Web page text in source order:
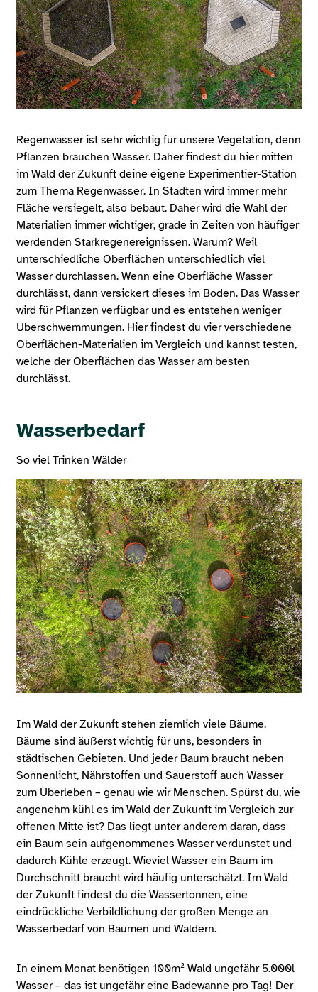
Regenwasser ist sehr wichtig für unsere Vegetation, denn
Pflanzen brauchen Wasser. Daher findest du hier mitten
im Wald der Zukunft deine eigene Experimentier-Station
zum Thema Regenwasser. In Städten wird immer mehr
Fläche versiegelt, also bebaut. Daher wird die Wahl der
Materialien immer wichtiger, grade in Zeiten von häufiger
werdenden Starkregenereignissen. Warum? Weil
unterschiedliche Oberflächen unterschiedlich viel
Wasser durchlassen. Wenn eine Oberfläche Wasser
durchlässt, dann versickert dieses im Boden. Das Wasser
wird für Pflanzen verfügbar und es entstehen weniger
Überschwemmungen. Hier findest du vier verschiedene
Oberflächen-Materialien im Vergleich und kannst testen,
welche der Oberflächen das Wasser am besten
durchlässt.
Wasserbedarf
So viel Trinken Wälder
Im Wald der Zukunft stehen ziemlich viele Bäume.
Bäume sind äußerst wichtig für uns, besonders in
städtischen Gebieten. Und jeder Baum braucht neben
Sonnenlicht, Nährstoffen und Sauerstoff auch Wasser
zum Überleben – genau wie wir Menschen. Spürst du, wie
angenehm kühl es im Wald der Zukunft im Vergleich zur
offenen Mitte ist? Das liegt unter anderem daran, dass
ein Baum sein aufgenommenes Wasser verdunstet und
dadurch Kühle erzeugt. Wieviel Wasser ein Baum im
Durchschnitt braucht wird häufig unterschätzt. Im Wald
der Zukunft findest du die Wassertonnen, eine
eindrückliche Verbildlichung der großen Menge an
Wasserbedarf von Bäumen und Wäldern.
In einem Monat benötigen 100m² Wald ungefähr 5.000l
Wasser – das ist ungefähr eine Badewanne pro Tag! Der